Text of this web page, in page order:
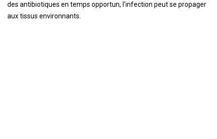
des antibiotiques en temps opportun, l'infection peut se propager
aux tissus environnants.